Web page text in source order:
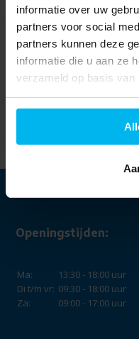
informatie over uw
partners voor social
partners kunnen deze
informatie die u aan ze
verzameld op basis van
Etna VW544N -
Inbouw vaatwasser.
Openingstijden:
Ma:
13:30 - 18:00 uur
Di t/m vr: 09:30 - 18:00 uur
Za:
09:00 - 17:00 uur